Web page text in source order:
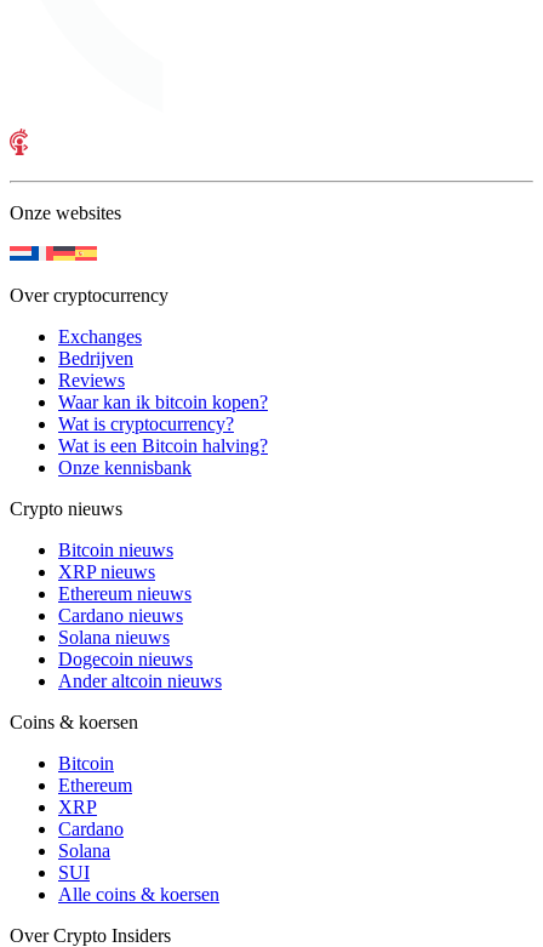
Onze websites
Over cryptocurrency
Exchanges
Bedrijven
Reviews
Waar kan ik bitcoin kopen?
Wat is cryptocurrency?
Wat is een Bitcoin halving?
Onze kennisbank
Crypto nieuws
Bitcoin nieuws
XRP nieuws
Ethereum nieuws
Cardano nieuws
Solana nieuws
Dogecoin nieuws
Ander altcoin nieuws
Coins & koersen
Bitcoin
Ethereum
XRP
Cardano
Solana
SUI
Alle coins & koersen
Over Crypto Insiders